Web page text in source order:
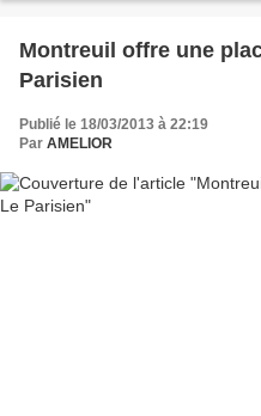
Montreuil offre une
Parisien
Publié le 18/03/2013 à 22:19
Par AMELIOR